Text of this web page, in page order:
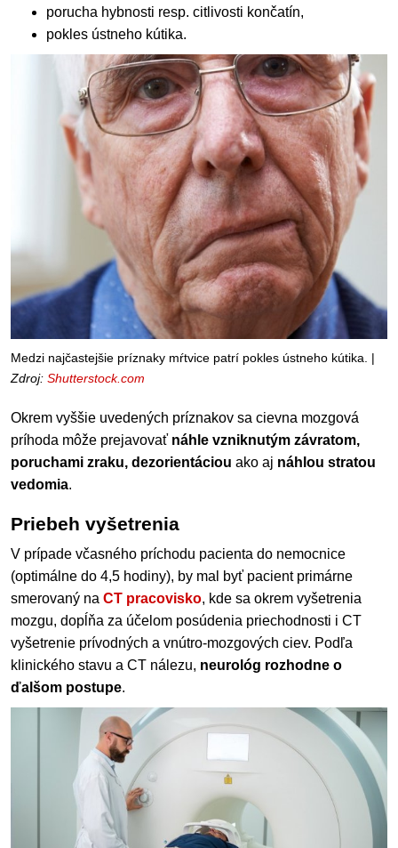
porucha hybnosti resp. citlivosti končatín,
pokles ústneho kútika.
Medzi najčastejšie príznaky mŕtvice patrí pokles ústneho kútika. |
Zdroj: Shutterstock.com
Okrem vyššie uvedených príznakov sa cievna mozgová
príhoda môže prejavovať náhle vzniknutým závratom,
poruchami zraku, dezorientáciou ako aj náhlou stratou
vedomia.
Priebeh vyšetrenia
V prípade včasného príchodu pacienta do nemocnice
(optimálne do 4,5 hodiny), by mal byť pacient primárne
smerovaný na CT pracovisko, kde sa okrem vyšetrenia
mozgu, dopĺňa za účelom posúdenia priechodnosti i CT
vyšetrenie prívodných a vnútro-mozgových ciev. Podľa
klinického stavu a CT nálezu, neurológ rozhodne o
ďalšom postupe.